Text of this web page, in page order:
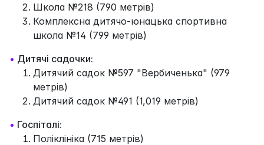
Школа №218 (790 метрів)
Комплексна дитячо-юнацька спортивна
школа №14 (799 метрів)
• Дитячі садочки:
Дитячий садок №597 "Вербиченька" (979
метрів)
Дитячий садок №491 (1,019 метрів)
• Госпіталі:
Поліклініка (715 метрів)